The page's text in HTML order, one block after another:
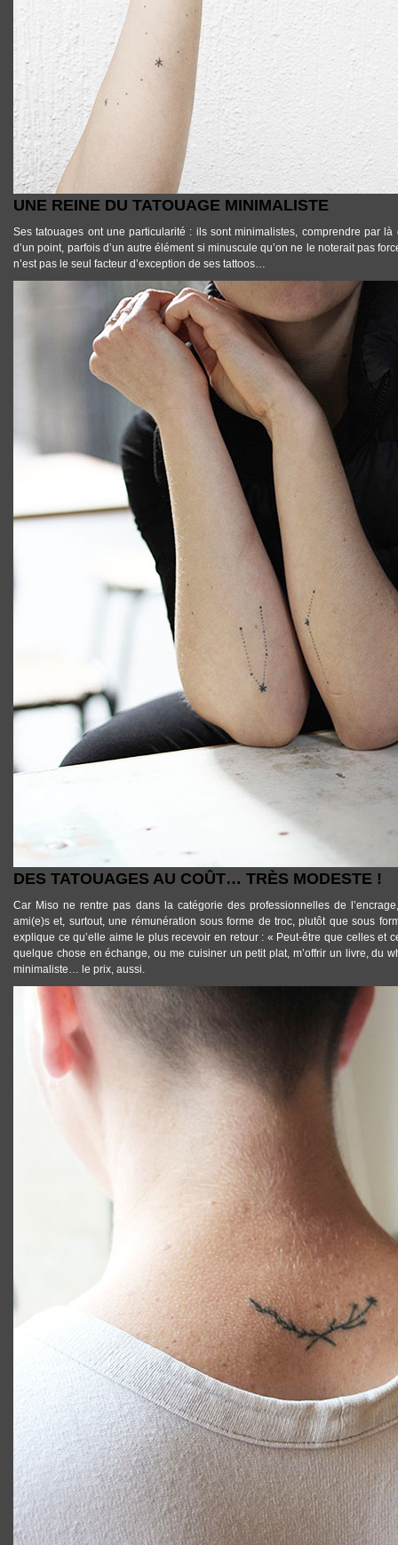
UNE REINE DU TATOUAGE MINIMALISTE
Sestatouages ont une particularité : ils sont minimalistes, comprendre par là
d’un point, parfois d’un autre élément si minuscule qu’on ne le noterait pas
n’est pas le seul facteur d’exception de ses tattoos…
TATTOOS_TATOUAGE_MINIMALISTE_MISO_02.JPG
DES TATOUAGES AU COÛT… TRÈS MODESTE !
Car Miso ne rentre pas dans la catégorie des professionnelles de l’encrage
ami(e)s et, surtout, une rémunération sous forme de troc, plutôt que sous
explique ce qu’elle aime le plus recevoir en retour : « Peut-être que celles et
quelque chose en échange, ou me cuisiner un petit plat, m’offrir un livre, du
minimaliste… le prix, aussi.
TATTOOS_TATOUAGE_MINIMALISTE_MISO_06.JPG